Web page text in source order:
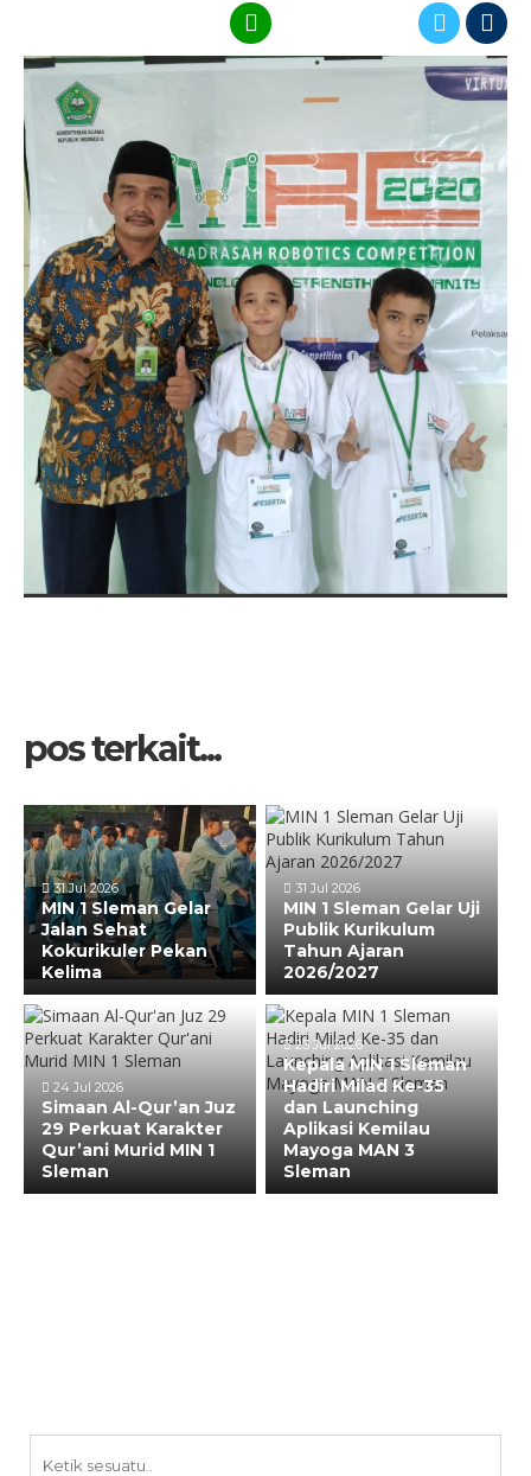
pos terkait...
31 Jul 2026
MIN 1 Sleman Gelar
Jalan Sehat
Kokurikuler Pekan
Kelima
31 Jul 2026
MIN 1 Sleman Gelar Uji
Publik Kurikulum
Tahun Ajaran
2026/2027
24 Jul 2026
Simaan Al-Qur’an Juz
29 Perkuat Karakter
Qur’ani Murid MIN 1
Sleman
23 Jul 2026
Kepala MIN 1 Sleman
Hadiri Milad Ke-35
dan Launching
Aplikasi Kemilau
Mayoga MAN 3
Sleman